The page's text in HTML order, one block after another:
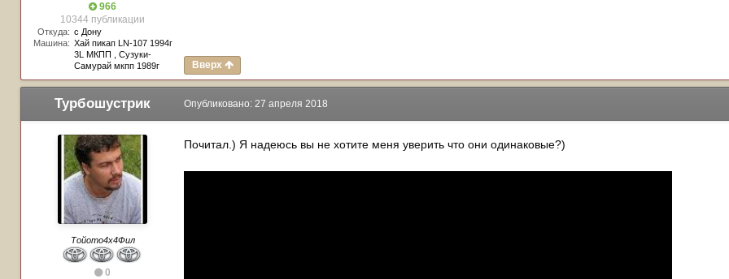
966
10344 публикации
Откуда: с Дону
Машина: Хай пикап LN-107 1994г
3L МКПП , Сузуки-
Самурай мкпп 1989г
Вверх
Турбошустрик
Тойото4х4Фил
0
Опубликовано: 27 апреля 2018
Почитал.) Я надеюсь вы не хотите меня уверить что они одинаковые?)